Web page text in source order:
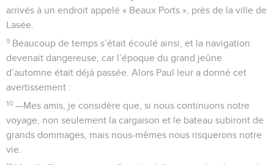
arrivés à un endroit appelé « Beaux Ports », près de la ville de
Lasée.
9 Beaucoup de temps s’était écoulé ainsi, et la navigation
devenait dangereuse, car l’époque du grand jeûne
d’automne était déjà passée. Alors Paul leur a donné cet
avertissement :
10 —Mes amis, je considère que, si nous continuons notre
voyage, non seulement la cargaison et le bateau subiront de
grands dommages, mais nous-mêmes nous risquerons notre
vie.